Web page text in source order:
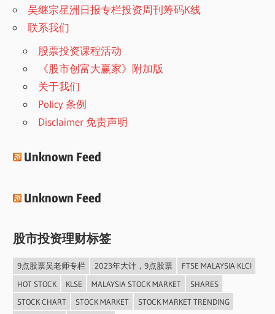
吴继宗星洲日报专栏投资周刊筹码K线
联系我们
股票投资课程活动
《股市创富大赢家》附加版
关于我们
Policy 条例
Disclaimer 免责声明
Unknown Feed
Unknown Feed
股市投资理财标签
9点股票吴老师专栏 2023年大计，9点股票
FTSE MALAYSIA KLCI
HOT STOCK
KLSE MALAYSIA STOCK MARKET
SHARES
STOCK CHART
STOCK MARKET
STOCK MARKET TRENDING